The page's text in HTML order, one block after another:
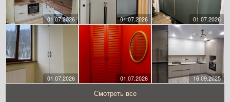
01.07.2026 01.07.2026 01.07.2026
01.07.2026 01.07.2026 16.09.2025
Смотреть все